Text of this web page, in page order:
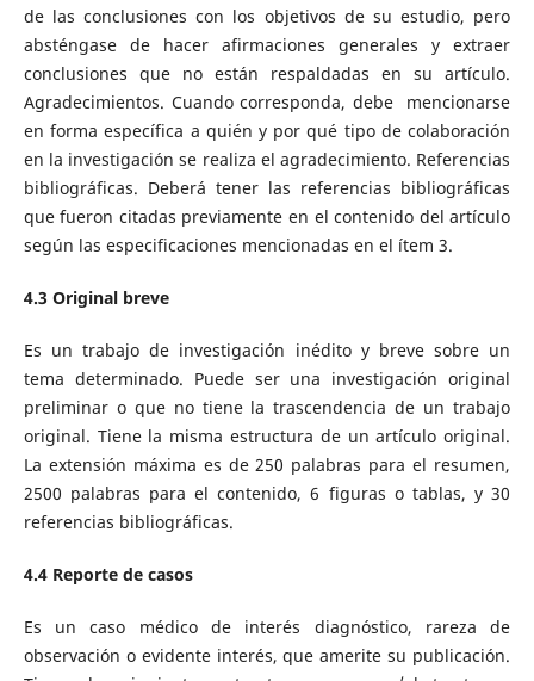
de las conclusiones con los objetivos de su estudio, pero
absténgase de hacer afirmaciones generales y extraer
conclusiones que no están respaldadas en su artículo.
Agradecimientos. Cuando corresponda, debe mencionarse
en forma específica a quién y por qué tipo de colaboración
en la investigación se realiza el agradecimiento. Referencias
bibliográficas. Deberá tener las referencias bibliográficas
que fueron citadas previamente en el contenido del artículo
según las especificaciones mencionadas en el ítem 3.
4.3 Original breve
Es un trabajo de investigación inédito y breve sobre un
tema determinado. Puede ser una investigación original
preliminar o que no tiene la trascendencia de un trabajo
original. Tiene la misma estructura de un artículo original.
La extensión máxima es de 250 palabras para el resumen,
2500 palabras para el contenido, 6 figuras o tablas, y 30
referencias bibliográficas.
4.4 Reporte de casos
Es un caso médico de interés diagnóstico, rareza de
observación o evidente interés, que amerite su publicación.